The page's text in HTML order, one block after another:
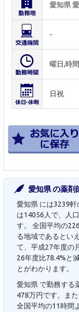
愛知県
-
曜日,時
日祝
愛知県 の薬剤
愛知県 には3239
は14056人で、人
す。 全国平均の
る地域であるとい
て、平成27年度の
26年度比78.4%と
とがわかります。
愛知県 で勤務する
478万円です。ま
全国平均の11時間